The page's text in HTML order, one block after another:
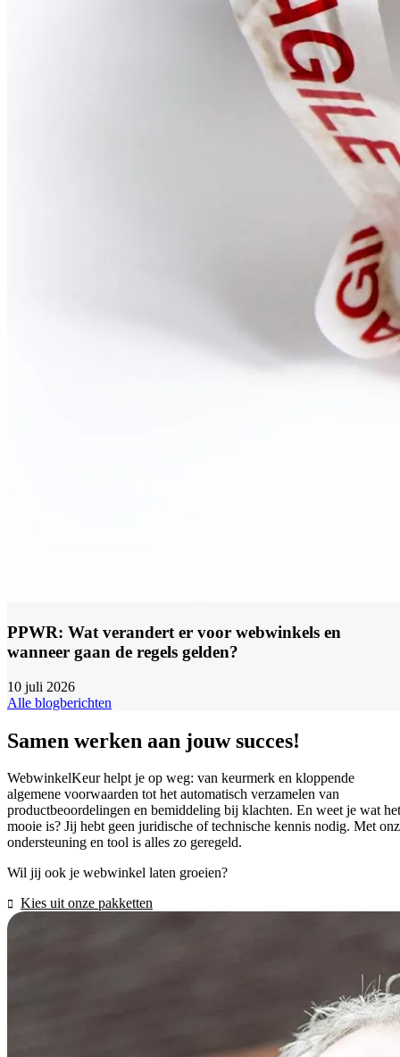
PPWR: Wat verandert er voor webwinkels en
wanneer gaan de regels gelden?
10 juli 2026
Alle blogberichten
Samen werken aan jouw succes!
WebwinkelKeur helpt je op weg: van keurmerk en kloppende
algemene voorwaarden tot het automatisch verzamelen van
productbeoordelingen en bemiddeling bij klachten. En weet je wat het
mooie is? Jij hebt geen juridische of technische kennis nodig. Met
ondersteuning en tool is alles zo geregeld.
Wil jij ook je webwinkel laten groeien?
Kies uit onze pakketten